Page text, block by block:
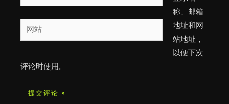
子
邮
箱
网
站
称、邮箱
地址和网
站地址，
以便下次
评论时使用。